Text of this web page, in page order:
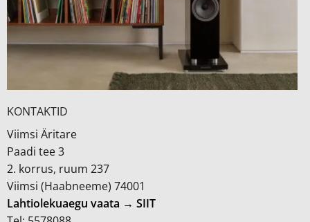
KONTAKTID
Viimsi Äritare
Paadi tee 3
2. korrus, ruum 237
Viimsi (Haabneeme) 74001
Lahtiolekuaegu vaata → SIIT